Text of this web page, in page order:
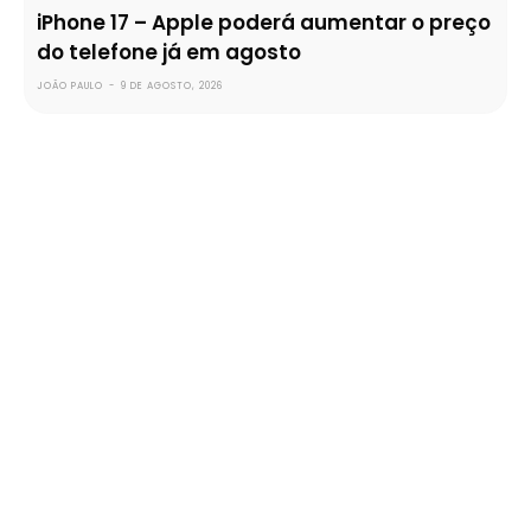
iPhone 17 – Apple poderá aumentar o preço
do telefone já em agosto
JOÃO PAULO - 9 DE AGOSTO, 2026